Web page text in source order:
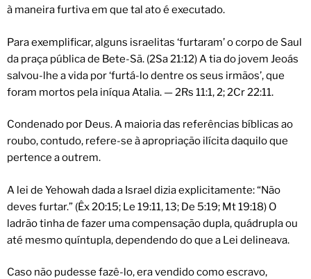
à maneira furtiva em que tal ato é executado.
Para exemplificar, alguns israelitas ‘furtaram’ o corpo de Saul
da praça pública de Bete-Sã. (2Sa 21:12) A tia do jovem Jeoás
salvou-lhe a vida por ‘furtá-lo dentre os seus irmãos’, que
foram mortos pela iníqua Atalia. — 2Rs 11:1, 2; 2Cr 22:11.
Condenado por Deus. A maioria das referências bíblicas ao
roubo, contudo, refere-se à apropriação ilícita daquilo que
pertence a outrem.
A lei de Yehowah dada a Israel dizia explicitamente: “Não
deves furtar.” (Êx 20:15; Le 19:11, 13; De 5:19; Mt 19:18) O
ladrão tinha de fazer uma compensação dupla, quádrupla ou
até mesmo quíntupla, dependendo do que a Lei delineava.
Caso não pudesse fazê-lo, era vendido como escravo,